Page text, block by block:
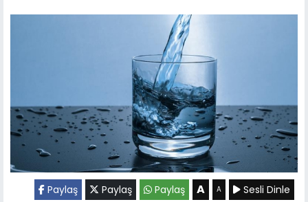
Paylaş Paylaş Paylaş A A Sesli Dinle